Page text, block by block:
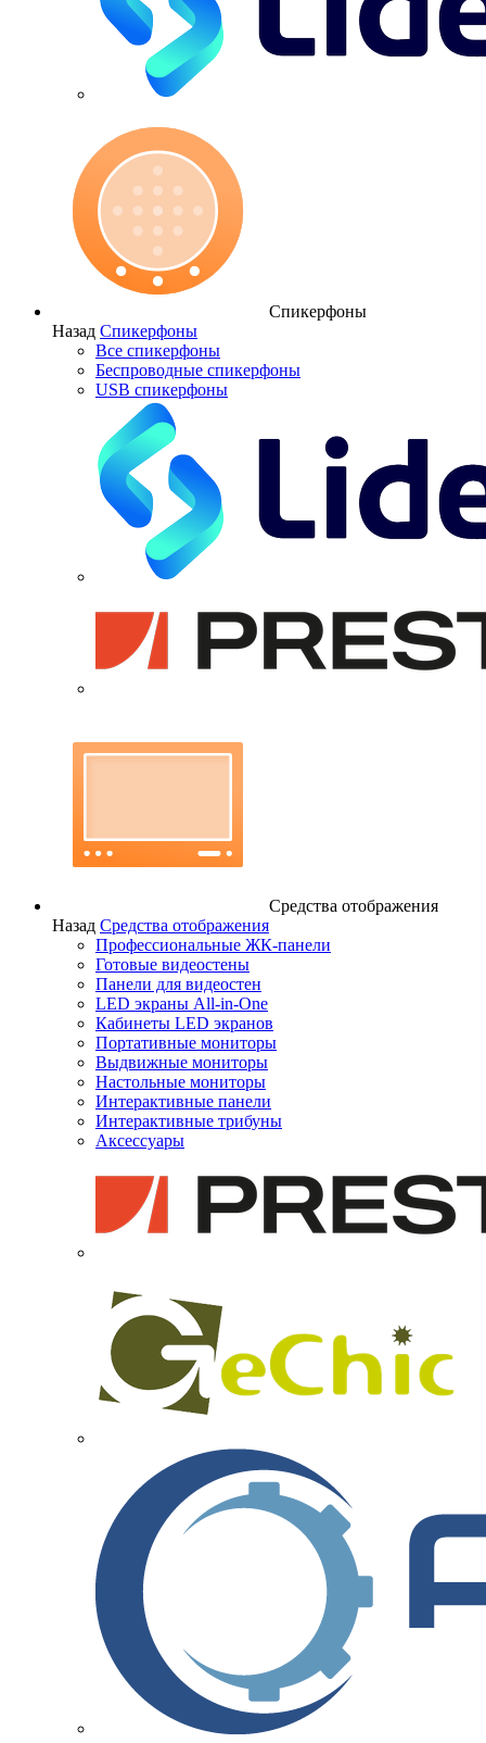
Спикерфоны
Назад Спикерфоны
Все спикерфоны
Беспроводные спикерфоны
USB спикерфоны
Средства отображения
Назад Средства отображения
Профессиональные ЖК-панели
Готовые видеостены
Панели для видеостен
LED экраны All-in-One
Кабинеты LED экранов
Портативные мониторы
Выдвижные мониторы
Настольные мониторы
Интерактивные панели
Интерактивные трибуны
Аксессуары